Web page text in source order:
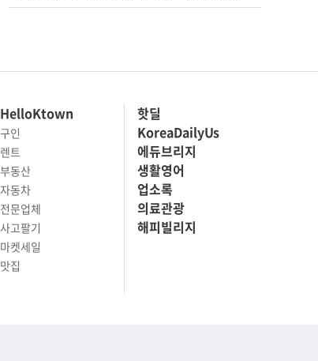
HelloKtown
구인
렌트
부동산
자동차
전문업체
사고팔기
마켓세일
맛집
핫딜
KoreaDailyUs
에듀브리지
생활영어
업소록
의료관광
해피빌리지